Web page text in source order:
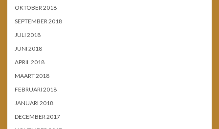
OKTOBER 2018
SEPTEMBER 2018
JULI 2018
JUNI 2018
APRIL 2018
MAART 2018
FEBRUARI 2018
JANUARI 2018
DECEMBER 2017